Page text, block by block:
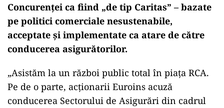
Concurenței ca fiind „de tip Caritas” – bazate
pe politici comerciale nesustenabile,
acceptate și implementate ca atare de către
conducerea asigurătorilor.
„Asistăm la un război public total în piața RCA.
Pe de o parte, acționarii Euroins acuză
conducerea Sectorului de Asigurări din cadrul